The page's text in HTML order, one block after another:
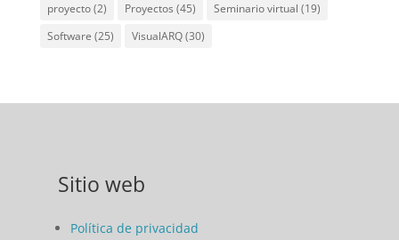
proyecto(2) Proyectos (45) Seminario virtual (19)
Software (25) VisualARQ(30)
Sitio web
Política de privacidad